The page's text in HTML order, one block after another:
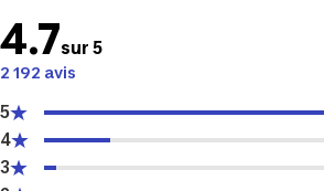
4.7sur 5
2 192 avis
5
4
3